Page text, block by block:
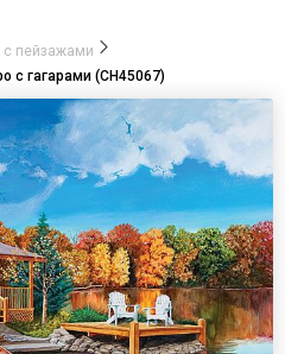
с пейзажами
с гагарами (CH45067)